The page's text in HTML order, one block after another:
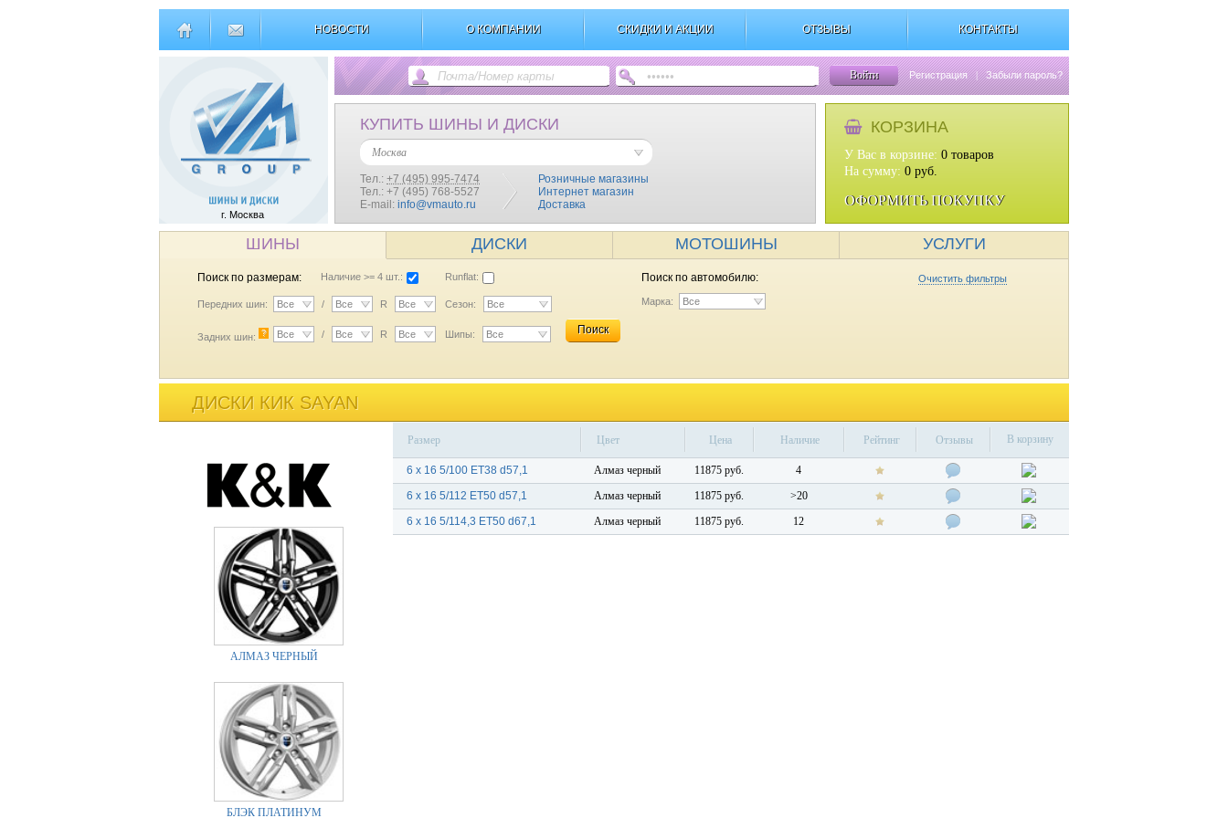
НОВОСТИ О КОМПАНИИ СКИДКИ И АКЦИИ ОТЗЫВЫ КОНТАКТЫ
г. Москва
Войти Регистрация | Забыли пароль?
КУПИТЬ ШИНЫ И ДИСКИ
Москва
Тел.: +7 (495) 995-7474
Тел.: +7 (495) 768-5527
E-mail: info@vmauto.ru
Розничные магазины
Интернет магазин
Доставка
КОРЗИНА
У Вас в корзине: 0 товаров
На сумму: 0 руб.
ОФОРМИТЬ ПОКУПКУ
ШИНЫ ДИСКИ МОТОШИНЫ УСЛУГИ
Поиск по размерам: Наличие >= 4 шт.: Runflat:
Передних шин: Все / Все R Все Сезон: Все
Задних шин: ? Все / Все R Все Шипы: Все Поиск
Поиск по автомобилю: Очистить фильтры
Марка: Все
ДИСКИ КИК SAYAN
АЛМАЗ ЧЕРНЫЙ
БЛЭК ПЛАТИНУМ
Размер Цвет Цена Наличие Рейтинг Отзывы В корзину
6 x 16 5/100 ET38 d57,1 Алмаз черный 11875 руб.
4
6 x 16 5/112 ET50 d57,1
Алмаз черный 11875 руб.
>20
6 x 16 5/114,3 ET50 d67,1
Алмаз черный 11875 руб. 12